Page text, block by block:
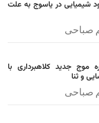
شیمیایی در یاسوج به علت
صباحی
موج جدید کلاهبرداری با
و ثنا
صباحی